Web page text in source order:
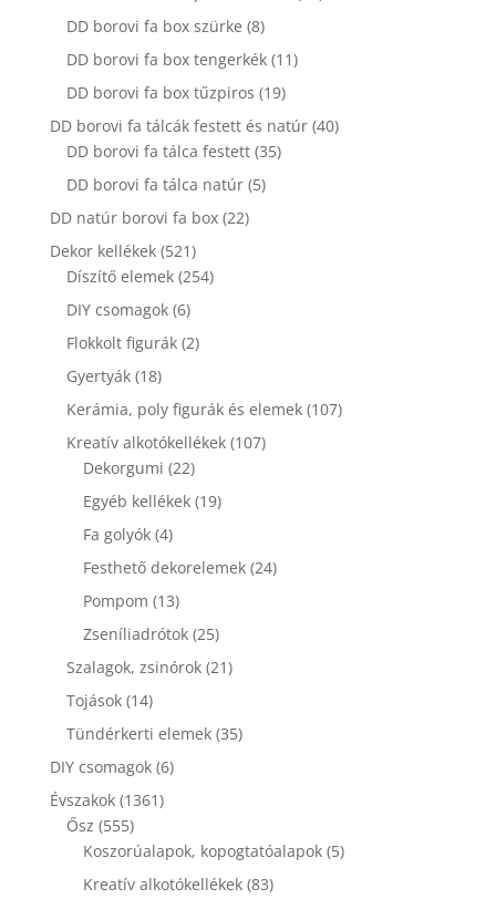
DD borovi fa box szürke 88
termék
DD borovi fa box tengerkék 1111
DD borovi fa box tűzpiros 1919
termék
DD borovi fa tálcák festett és natúr 4040
DD borovi fa tálca festett 3535
DD borovi fa tálca natúr 55
DD natúr borovi fa box 2222
Dekor kellékek 521521
termék
Díszítő elemek 254254
DIY csomagok 66
termék
Flokkolt figurák 22
Gyertyák 1818
termék
Kerámia, poly figurák és elemek 107107
Kreatív alkotókellékek 107107
Dekorgumi 2222
termék
Egyéb kellékek 1919
Fa golyók 44
termék
Festhető dekorelemek 2424
Pompom 1313
termék
Zseníliadrótok 2525
termék
Szalagok, zsinórok 2121
Tojások 1414
termék
Tündérkerti elemek 3535
DIY csomagok 66
Évszakok 13611361
Ősz 555555
termék
Koszorúalapok, kopogtatóalapok 55
Kreatív alkotókellékek 8383